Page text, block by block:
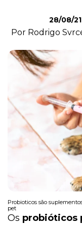
28/08/21
Por Rodrigo
Probioticos são
pet
Os probióticos